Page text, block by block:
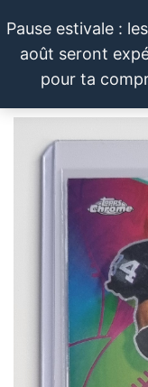
au
contenu
Pause estivale :
août seront
pour ta
et